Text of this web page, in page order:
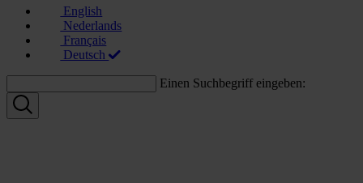
English
Nederlands
Français
Deutsch
Einen Suchbegriff eingeben: